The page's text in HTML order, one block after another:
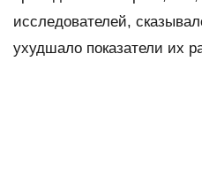
исследователей,
ухудшало показатели их